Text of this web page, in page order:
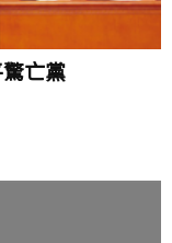
亡黨